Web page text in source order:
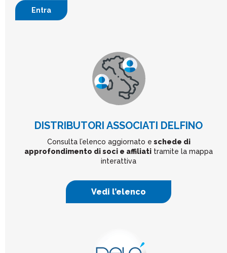
Entra
DISTRIBUTORI ASSOCIATI DELFINO
Consulta l’elenco aggiornato e schede di
approfondimento di soci e affiliati tramite la mappa
interattiva
Vedi l’elenco